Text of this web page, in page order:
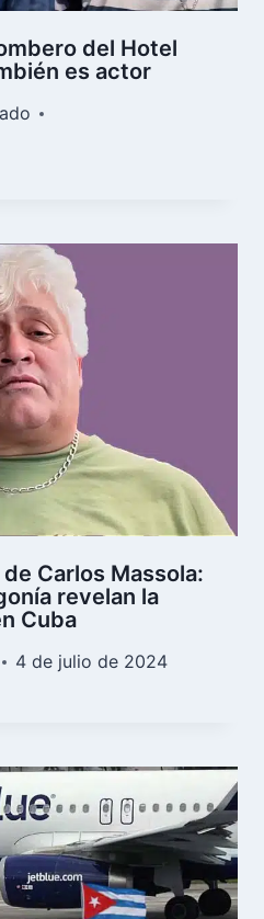
del Hotel
es actor
Carlos Massola:
revelan la
Cuba
4 de julio de 2024